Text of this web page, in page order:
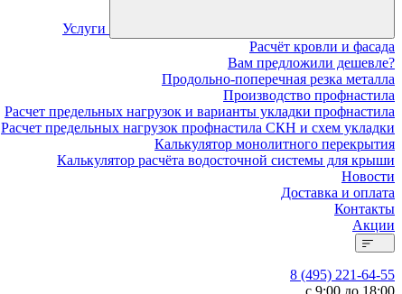
Услуги
Расчёт кровли и фасада
Вам предложили дешевле?
Продольно-поперечная резка металла
Производство профнастила
Расчет предельных нагрузок и варианты укладки профнастила
Расчет предельных нагрузок профнастила СКН и схем укладки
Калькулятор монолитного перекрытия
Калькулятор расчёта водосточной системы для крыши
Новости
Доставка и оплата
Контакты
Акции
8 (495) 221-64-55
с 9:00 до 18:00